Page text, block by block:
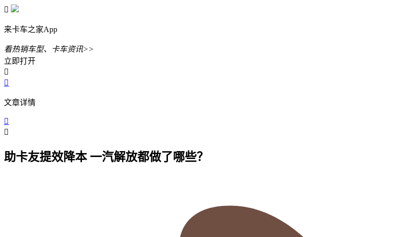

来卡车之家App
看热销车型、卡车资讯>>
立即打开


文章详情


助卡友提效降本 一汽解放都做了哪些？